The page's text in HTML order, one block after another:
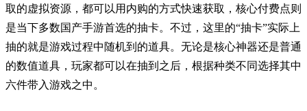
取的虚拟资源，都可以用内购的方式快速获取，核心付费点则
是当下多数国产手游首选的抽卡。不过，这里的“抽卡”实际上
抽的就是游戏过程中随机到的道具。无论是核心神器还是普通
的数值道具，玩家都可以在抽到之后，根据种类不同选择其中
六件带入游戏之中。